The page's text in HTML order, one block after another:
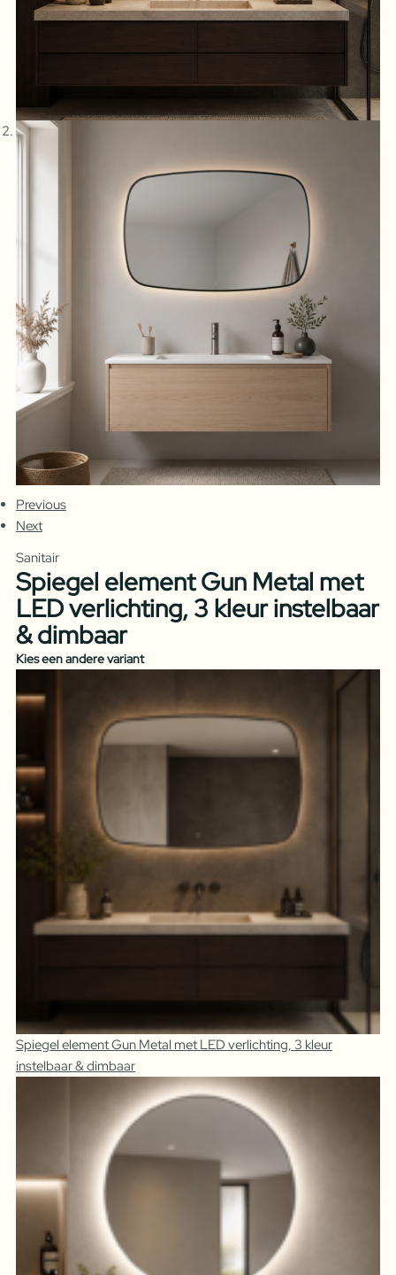
Previous
Next
Sanitair
Spiegel element Gun Metal met
LED verlichting, 3 kleur instelbaar
& dimbaar
Kies een andere variant
Spiegel element Gun Metal met LED verlichting, 3 kleur
instelbaar & dimbaar